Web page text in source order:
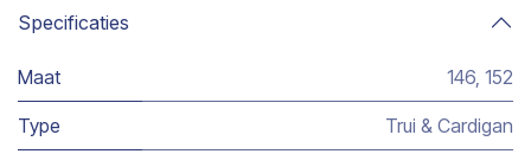
Specificaties
Maat 146, 152
Type Trui & Cardigan